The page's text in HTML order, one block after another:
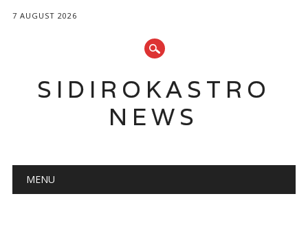
7 AUGUST 2026
SIDIROKASTRO
NEWS
Main menu
MENU